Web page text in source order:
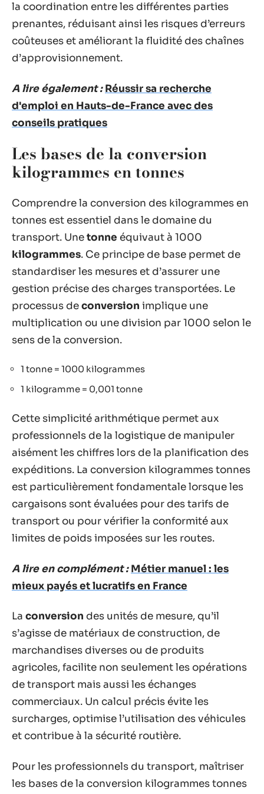
la coordination entre les différentes parties
prenantes, réduisant ainsi les risques d’erreurs
coûteuses et améliorant la fluidité des chaînes
d’approvisionnement.
A lire également : Réussir sa recherche
d'emploi en Hauts-de-France avec des
conseils pratiques
Les bases de la conversion
kilogrammes en tonnes
Comprendre la conversion des kilogrammes en
tonnes est essentiel dans le domaine du
transport. Unetonne équivaut à 1000
kilogrammes. Ce principe de base permet de
standardiser les mesures et d’assurer une
gestion précise des charges transportées. Le
processus deconversion implique une
multiplication ou une division par 1000 selon le
sens de la conversion.
1 tonne = 1000 kilogrammes
1 kilogramme = 0,001 tonne
Cette simplicité arithmétique permet aux
professionnels de la logistique de manipuler
aisément les chiffres lors de la planification des
expéditions. La conversion kilogrammes tonnes
est particulièrement fondamentale lorsque les
cargaisons sont évaluées pour des tarifs de
transport ou pour vérifier la conformité aux
limites de poids imposées sur les routes.
A lire en complément : Métier manuel : les
mieux payés et lucratifs en France
La conversion des unités de mesure, qu’il
s’agisse de matériaux de construction, de
marchandises diverses ou de produits
agricoles, facilite non seulement les opérations
de transport mais aussi les échanges
commerciaux. Un calcul précis évite les
surcharges, optimise l’utilisation des véhicules
et contribue à la sécurité routière.
Pour les professionnels du transport, maîtriser
les bases de la conversion kilogrammes tonnes